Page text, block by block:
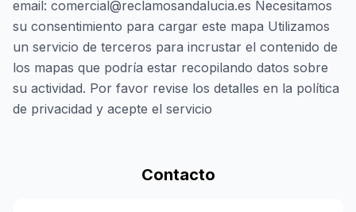
email: comercial@reclamosandalucia.es Necesitamos
su consentimiento para cargar este mapa Utilizamos
un servicio de terceros para incrustar el contenido de
los mapas que podría estar recopilando datos sobre
su actividad. Por favor revise los detalles en la política
de privacidad y acepte el servicio
Contacto